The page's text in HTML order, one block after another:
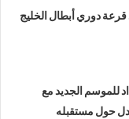
قرعة دوري أبطال الخليج
للموسم الجديد مع
حول مستقبله